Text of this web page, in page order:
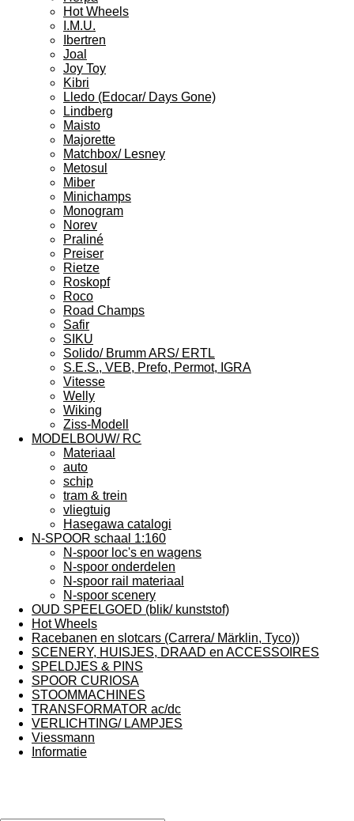
Hot Wheels
I.M.U.
Ibertren
Joal
Joy Toy
Kibri
Lledo (Edocar/ Days Gone)
Lindberg
Maisto
Majorette
Matchbox/ Lesney
Metosul
Miber
Minichamps
Monogram
Norev
Praliné
Preiser
Rietze
Roskopf
Roco
Road Champs
Safir
SIKU
Solido/ Brumm ARS/ ERTL
S.E.S., VEB, Prefo, Permot, IGRA
Vitesse
Welly
Wiking
Ziss-Modell
MODELBOUW/ RC
Materiaal
auto
schip
tram & trein
vliegtuig
Hasegawa catalogi
N-SPOOR schaal 1:160
N-spoor loc's en wagens
N-spoor onderdelen
N-spoor rail materiaal
N-spoor scenery
OUD SPEELGOED (blik/ kunststof)
Hot Wheels
Racebanen en slotcars (Carrera/ Märklin, Tyco))
SCENERY, HUISJES, DRAAD en ACCESSOIRES
SPELDJES & PINS
SPOOR CURIOSA
STOOMMACHINES
TRANSFORMATOR ac/dc
VERLICHTING/ LAMPJES
Viessmann
Informatie